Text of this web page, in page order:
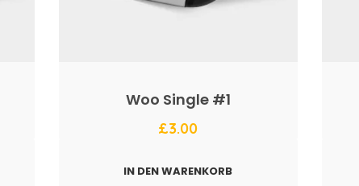
Woo Single #1
£3.00
IN DEN WARENKORB